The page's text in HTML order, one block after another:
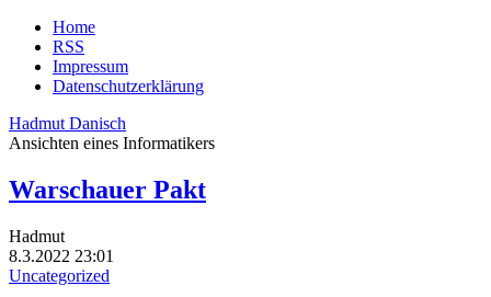
Home
RSS
Impressum
Datenschutzerklärung
Hadmut Danisch
Ansichten eines Informatikers
Warschauer Pakt
Hadmut
8.3.2022 23:01
Uncategorized